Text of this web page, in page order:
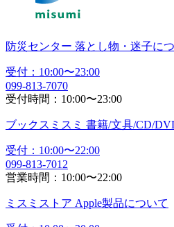
防災センター 落とし物・迷子に
受付： 10:00〜23:00
099-813-7070
受付時間： 10:00〜23:00
ブックスミスミ 書籍/文具/CD/
受付： 10:00〜22:00
099-813-7012
営業時間： 10:00〜22:00
ミスミストア Apple製品について